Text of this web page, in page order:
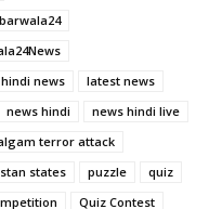
news
latest news
news hindi
news hindi live
terror attack
states puzzle
quiz
Quiz Contest